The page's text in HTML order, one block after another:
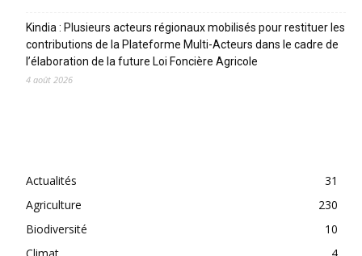
Kindia : Plusieurs acteurs régionaux mobilisés pour restituer les
contributions de la Plateforme Multi-Acteurs dans le cadre de
l’élaboration de la future Loi Foncière Agricole
4 août 2026
Actualités
31
Agriculture
230
Biodiversité
10
Climat
4